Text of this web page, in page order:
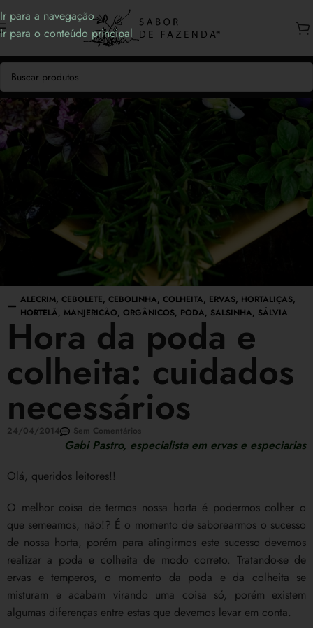
Ir para a navegação
Ir para o conteúdo principal
ALECRIM, CEBOLETE, CEBOLINHA, COLHEITA, ERVAS, HORTALIÇAS,
HORTELÃ, MANJERICÃO, ORGÂNICOS, PODA, SALSINHA, SÁLVIA
Hora da poda e
colheita: cuidados
necessários
24/04/2014 Sem Comentários
Gabi Pastro, especialista em ervas e especiarias
Olá, queridos leitores!!
O melhor coisa de termos nossa horta é podermos colher o
que semeamos, não!? É o momento de saborearmos o sucesso
de nossa horta, porém para atingirmos este sucesso devemos
realizar a poda e colheita de modo correto. Tratando-se de
ervas e temperos, o momento da poda e da colheita se
misturam e acabam virando uma coisa só, porém existem
algumas diferenças entre estas que devemos levar em conta.